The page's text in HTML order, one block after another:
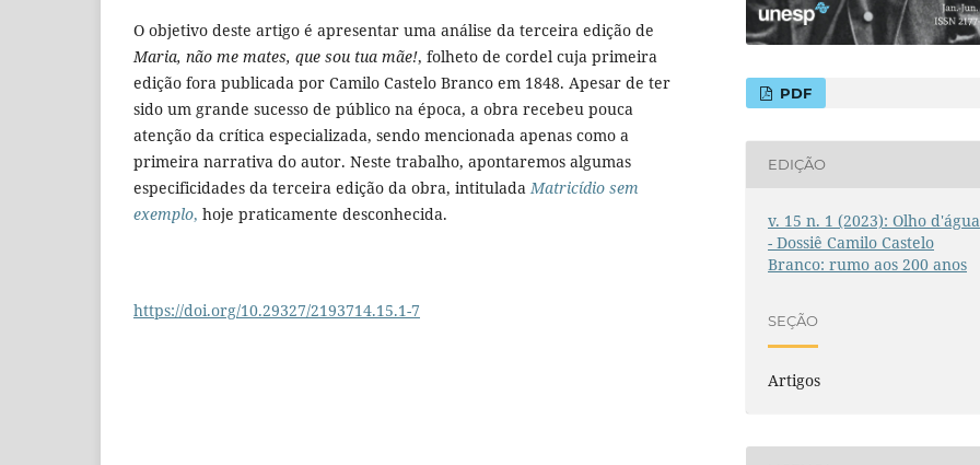
O objetivo deste artigo é apresentar uma análise da terceira edição de
Maria, não me mates, que sou tua mãe!, folheto de cordel cuja primeira
edição fora publicada por Camilo Castelo Branco em 1848. Apesar de ter
sido um grande sucesso de público na época, a obra recebeu pouca
atenção da crítica especializada, sendo mencionada apenas como a
primeira narrativa do autor. Neste trabalho, apontaremos algumas
especificidades da terceira edição da obra, intituladaMatricídio sem
exemplo, hoje praticamente desconhecida.
https://doi.org/10.29327/2193714.15.1-7
PDF
EDIÇÃO
v. 15 n. 1 (2023): Olho d'água
- Dossiê Camilo Castelo
Branco: rumo aos 200 anos
SEÇÃO
Artigos